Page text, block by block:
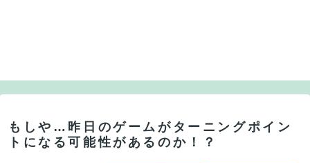
もしや…昨日のゲームがターニングポイン
トになる可能性があるのか！？